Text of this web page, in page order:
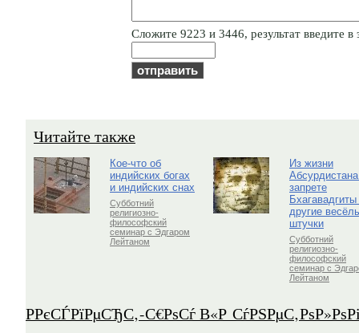
Cлoжитe 9223 и 3446, результат введите в
Читайте также
Кое-что об
индийских богах
и индийских снах
Субботний
религиозно-
философский
семинар с Эдгаром
Лейтаном
Из жизни
запрете
Бхагавадгиты
другие
штучки
Субботний
религиозно-
философский
семинар с
Лейтаном
Р­РєСЃРїРµСЂС‚-С€РѕСѓ В«Р